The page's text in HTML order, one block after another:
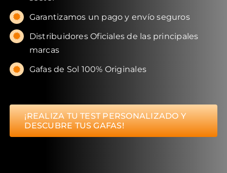
Garantizamos un pago y envío seguros
Distribuidores Oficiales de las principales
marcas
Gafas de Sol 100% Originales
¡REALIZA TU TEST PERSONALIZADO Y
DESCUBRE TUS GAFAS!